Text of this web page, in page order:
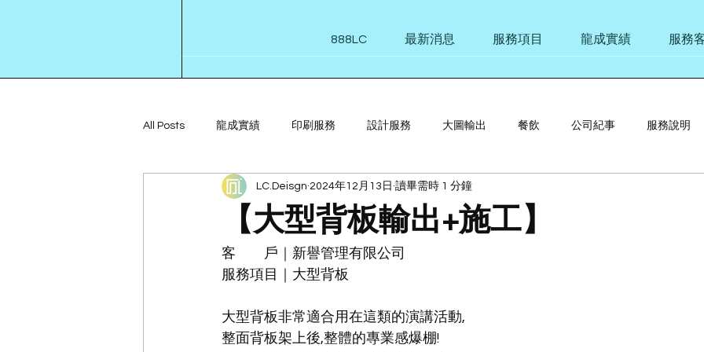
888LC 最新消息 服務項目 龍成實績 服務
All Posts 龍成實績 印刷服務 設計服務 大圖輸出 餐飲 公司紀事 服務說明
【大型背板輸出+施工】
LC.Deisgn 2024年12月13日 讀畢需時 1 分鐘
客　　戶｜新譽管理有限公司
服務項目｜大型背板
大型背板非常適合用在這類的演講活動,
整面背板架上後,整體的專業感爆棚!